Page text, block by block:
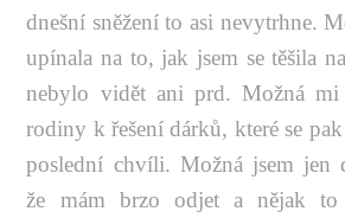
dnešní sněžení to asi nevytrhne.
upínala na to, jak jsem se těšila
nebylo vidět ani prd. Možná
rodiny k řešení dárků, které se
poslední chvíli. Možná jsem jen
že mám brzo odjet a nějak to